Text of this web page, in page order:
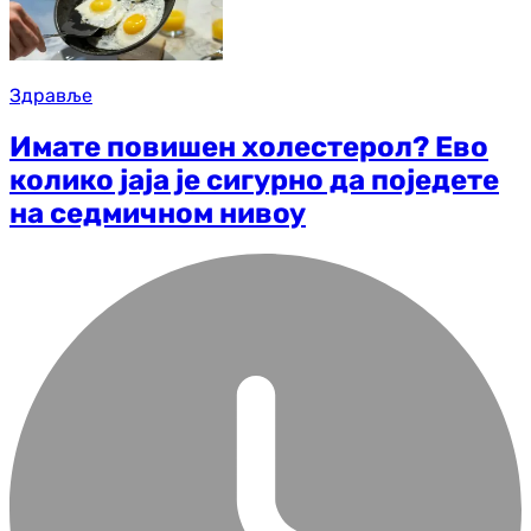
Здравље
Имате повишен холестерол? Ево
колико јаја је сигурно да поједете
на седмичном нивоу